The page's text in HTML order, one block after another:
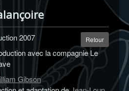
Retour
2007
avec la compagnie Le
Gibson